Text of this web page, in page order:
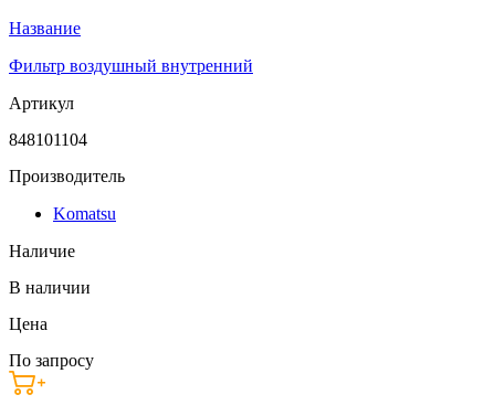
Название
Фильтр воздушный внутренний
Артикул
848101104
Производитель
Komatsu
Наличие
В наличии
Цена
По запросу